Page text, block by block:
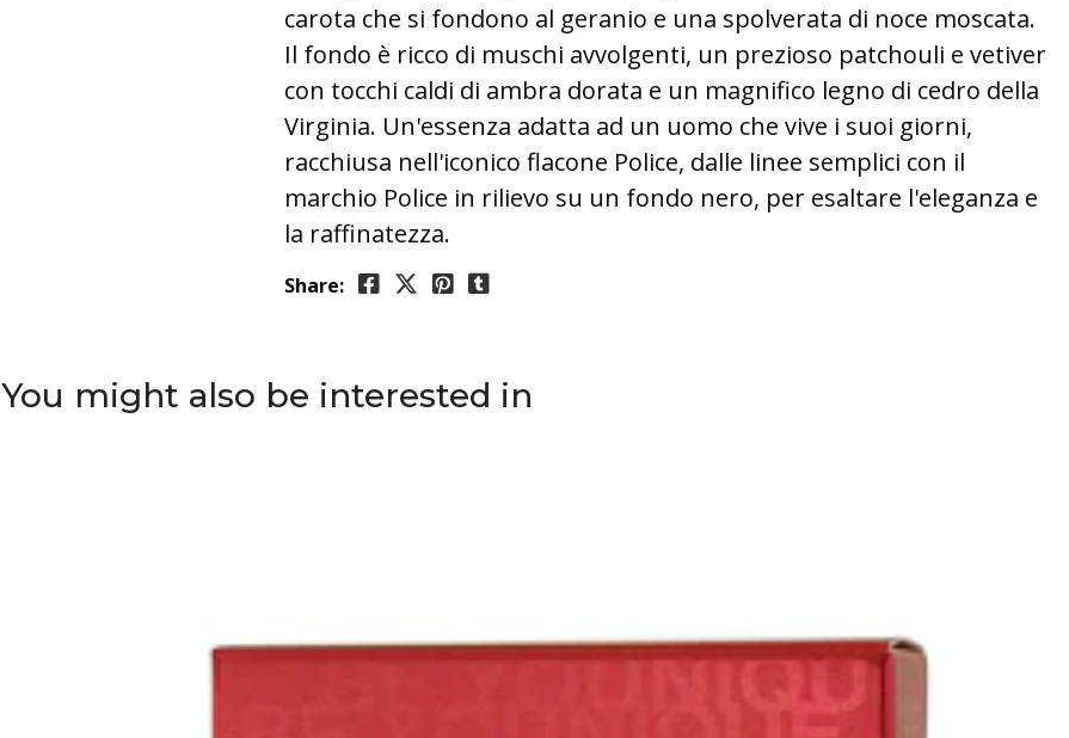
carota che si fondono al geranio e una spolverata di noce moscata.
Il fondo è ricco di muschi avvolgenti, un prezioso patchouli e vetiver
con tocchi caldi di ambra dorata e un magnifico legno di cedro della
Virginia. Un'essenza adatta ad un uomo che vive i suoi giorni,
racchiusa nell'iconico flacone Police, dalle linee semplici con il
marchio Police in rilievo su un fondo nero, per esaltare l'eleganza e
la raffinatezza.
Share:
You might also be interested in